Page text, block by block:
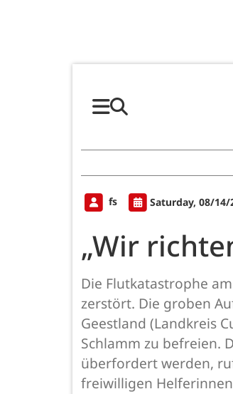
fs Saturday, 08/14/
„Wir
Die Flutkatastrophe
zerstört. Die groben
Geestland (Landkreis
Schlamm zu befreien.
überfordert werden,
freiwilligen